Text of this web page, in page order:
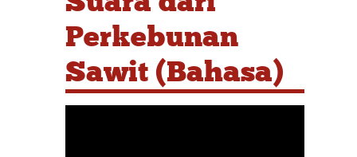
Perkebunan
Sawit (Bahasa)